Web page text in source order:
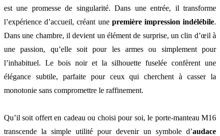
est une promesse de singularité. Dans une entrée, il transforme
l’expérience d’accueil, créant une première impression indélébile.
Dans une chambre, il devient un élément de surprise, un clin d’œil à
une passion, qu’elle soit pour les armes ou simplement pour
l’inhabituel. Le bois noir et la silhouette fuselée confèrent une
élégance subtile, parfaite pour ceux qui cherchent à casser la
monotonie sans compromettre le raffinement.
Qu’il soit offert en cadeau ou choisi pour soi, le porte-manteau M16
transcende la simple utilité pour devenir un symbole d’audace